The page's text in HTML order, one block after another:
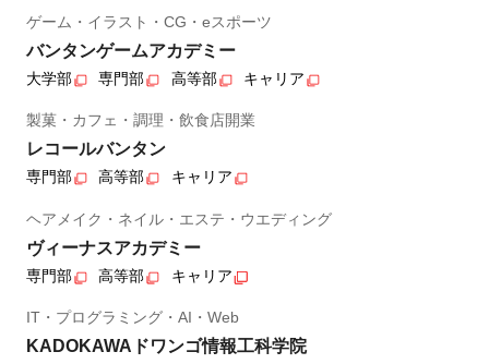
ゲーム・イラスト・CG・eスポーツ
バンタンゲームアカデミー
大学部 専門部 高等部 キャリア
製菓・カフェ・調理・飲食店開業
レコールバンタン
専門部 高等部 キャリア
ヘアメイク・ネイル・エステ・ウエディング
ヴィーナスアカデミー
専門部 高等部 キャリア
IT・プログラミング・AI・Web
KADOKAWAドワンゴ情報工科学院